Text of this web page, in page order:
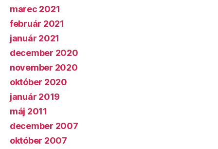
marec 2021
február 2021
január 2021
december 2020
november 2020
október 2020
január 2019
máj 2011
december 2007
október 2007